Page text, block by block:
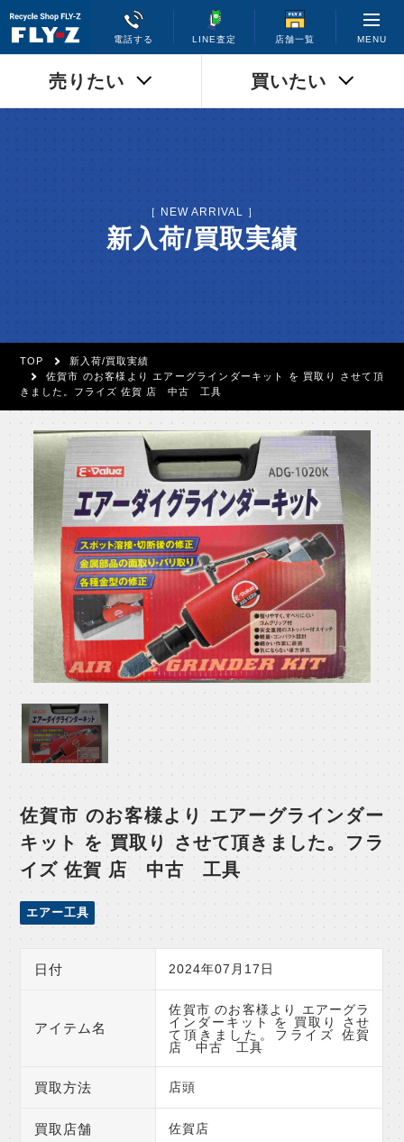
電話する LINE査定 店舗一覧 MENU
売りたい 買いたい
［ NEW ARRIVAL ］
新入荷/買取実績
TOP
新入荷/買取実績
佐賀市 のお客様より エアーグラインダーキット を 買取り させて頂
きました。フライズ 佐賀 店 中古 工具
佐賀市 のお客様より エアーグラインダー
キット を 買取り させて頂きました。フラ
イズ 佐賀 店 中古 工具
エアー工具
日付 2024年07月17日
アイテム名
佐賀市 のお客様より エアーグラ
インダーキット を 買取り させ
て頂きました。フライズ 佐賀
店 中古 工具
買取方法 店頭
買取店舗 佐賀店